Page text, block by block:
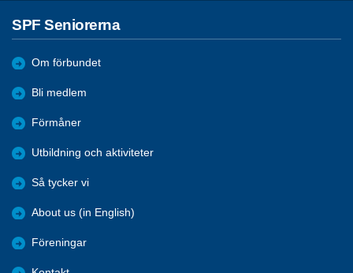
SPF Seniorerna
Om förbundet
Bli medlem
Förmåner
Utbildning och aktiviteter
Så tycker vi
About us (in English)
Föreningar